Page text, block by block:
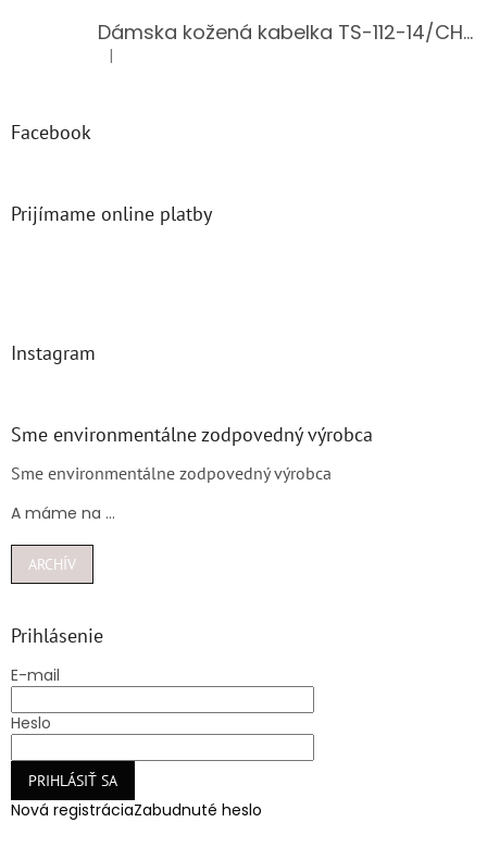
Dámska kožená kabelka TS-112-14/CHOCO
Hodnotenie produktu je 5 z 5 hviezdičiek.
|
Facebook
Prijímame online platby
Instagram
Sme environmentálne zodpovedný výrobca
Sme environmentálne zodpovedný výrobca
A máme na ...
ARCHÍV
Prihlásenie
E-mail
Heslo
PRIHLÁSIŤ SA
Nová registráciaZabudnuté heslo